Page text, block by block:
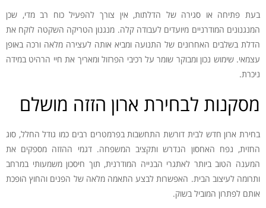
בעת פתיחה או סגירה של הדלתות, אין צורך להפעיל כוח רב מדי, שכן
המנגנונים המודרניים מיועדים לעבודה קלה. מנגנון הטריקה השקטה לוקח את
הדלת בשלבים האחרונים של התנועה ומביא אותה לעצירה מלאה ורכה באופן
עצמאי. שימוש נכון ומבוקר שומר על רכיבי הפרזול ומאריך את חיי הרהיט במידה
ניכרת.
מסקנות לבחירת ארון הזזה מושלם
בחירת ארון חדש לבית דורשת התחשבות בפרמטרים רבים כמו גודל החלל, סוג
החזית, נפח האחסון הנדרש ותקציב המשפחה. דגמי ההזזה מספקים את
המענה הטוב ביותר לאתגרי הבנייה המודרנית, תוך חיסכון משמעותי במרחב
ותרומה לעיצוב הבית. האפשרות לבצע התאמה מלאה של הפנים והחוץ הופכת
אותם לפתרון המוביל בשוק.